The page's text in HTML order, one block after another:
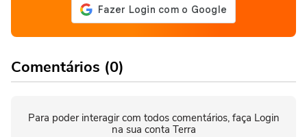
Comentários (0)
Para poder interagir com todos comentários, faça Login
na sua conta Terra